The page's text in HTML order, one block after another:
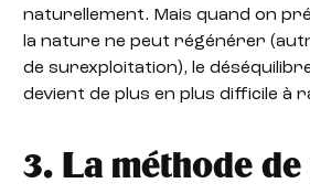
naturellement. Mais quand on
la nature ne peut régénérer
de surexploitation), le déséquilibre
devient de plus en plus difficile à
3. La méthode de